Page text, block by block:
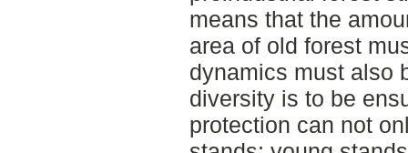
means that the
area of old forest
dynamics must also
diversity is to be
protection can not